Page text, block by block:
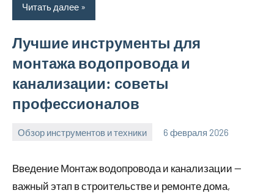
Читать далее
Лучшие инструменты для
монтажа водопровода и
канализации: советы
профессионалов
Обзор инструментов и техники 6 февраля 2026
u_dachki_ru
Введение Монтаж водопровода и канализации —
важный этап в строительстве и ремонте дома,